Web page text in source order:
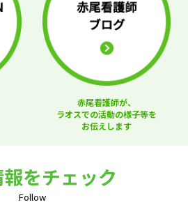
赤尾看護師が、
ラオスでの活動の様子等を
お伝えします
をチェック
Follow